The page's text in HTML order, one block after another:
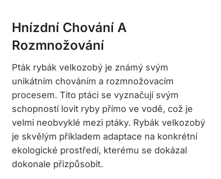
Hnízdní Chování A
Rozmnožování
Pták rybák velkozobý je známý svým
unikátním chováním a rozmnožovacím
procesem. Tito ptáci se vyznačují svým
schopností lovit ryby přímo ve vodě, což je
velmi neobvyklé mezi ptáky. Rybák velkozobý
je skvělým příkladem adaptace na konkrétní
ekologické prostředí, kterému se dokázal
dokonale přizpůsobit.